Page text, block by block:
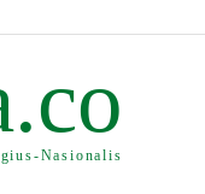
Nasionalis